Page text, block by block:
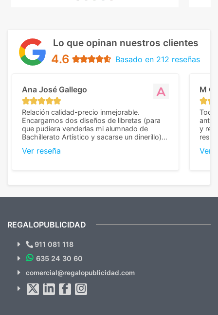
Lo que opinan nuestros clientes
4.6 Basado en 212 reseñas
Ana José Gallego
Relación calidad-precio inmejorable.
Encargamos dos diseños de libretas (para
que pudiera venderlas mi alumnado de
Bachillerato Artístico y sacarse un dinerillo) y
diferencia, con libretas de muy buena calidad
Ver reseña
M C
Todo
y
Ver
¿Quieres ver nuestras últimas
Novedades y Ofertas?
hacemos Spam)
REGALOPUBLICIDAD
911 081 118
635 24 30 60
comercial@regalopublicidad.com